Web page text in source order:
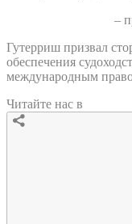
–
Гутерриш призвал
обеспечения
международным
Читайте нас в